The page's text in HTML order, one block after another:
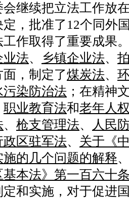
续把立法工作放在
，批准了12个同外
作取得了重要成果
业法、 乡镇企业法、
，制定了煤炭法、
污染防治法 ；在精神
职业教育法和老年人
、 枪支管理法、
人民
区驻军法、 关于《
的几个问题的解释
本法》第一百六十
和实施，对于促进